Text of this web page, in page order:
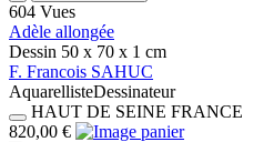
604 Vues
Adèle allongée
Dessin 50 x 70 x 1 cm
F. Francois SAHUC
AquarellisteDessinateur
HAUT DE SEINE FRANCE
820,00 €